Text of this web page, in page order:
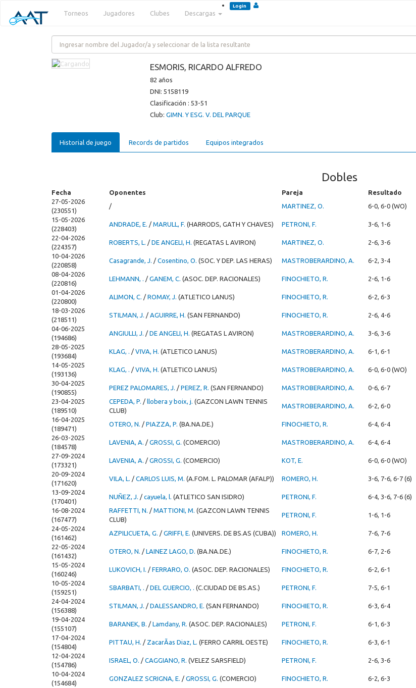
Torneos Jugadores Clubes Descargas
Login
ESMORIS, RICARDO ALFREDO
82 años
DNI: 5158119
Clasificación : 53-51
Club: GIMN. Y ESG. V. DEL PARQUE
Historial de juego Records de partidos Equipos integrados
Dobles
Fecha Oponentes Pareja Resultado
27-05-2026
(230551)
/ MARTINEZ, O. 6-0, 6-0 (WO)
15-05-2026
(228403)
ANDRADE, E. / MARULL, F. (HARRODS, GATH Y CHAVES) PETRONI, F. 3-6, 1-6
22-04-2026
(224357)
ROBERTS, L. / DE ANGELI, H. (REGATAS L AVIRON) MARTINEZ, O. 2-6, 3-6
10-04-2026
(220858)
Casagrande, J. / Cosentino, O. (SOC. Y DEP. LAS HERAS) MASTROBERARDINO, A. 6-2, 3-4
08-04-2026
(220816)
LEHMANN, . / GANEM, C. (ASOC. DEP. RACIONALES) FINOCHIETO, R. 2-6, 1-6
01-04-2026
(220800)
ALIMON, C. / ROMAY, J. (ATLETICO LANUS) FINOCHIETO, R. 6-2, 6-3
18-03-2026
(218511)
STILMAN, J. / AGUIRRE, H. (SAN FERNANDO) FINOCHIETO, R. 2-6, 4-6
04-06-2025
(194686)
ANGIULLI, J. / DE ANGELI, H. (REGATAS L AVIRON) MASTROBERARDINO, A. 3-6, 3-6
28-05-2025
(193684)
KLAG, . / VIVA, H. (ATLETICO LANUS) MASTROBERARDINO, A. 6-1, 6-1
14-05-2025
(193136)
KLAG, . / VIVA, H. (ATLETICO LANUS) MASTROBERARDINO, A. 6-0, 6-0 (WO)
30-04-2025
(190855)
PEREZ PALOMARES, J. / PEREZ, R. (SAN FERNANDO) MASTROBERARDINO, A. 0-6, 6-7
23-04-2025
(189510)
CEPEDA, P. / llobera y boix, j. (GAZCON LAWN TENNIS
CLUB)
MASTROBERARDINO, A. 6-2, 6-0
16-04-2025
(189471)
OTERO, N. / PIAZZA, P. (BA.NA.DE.) FINOCHIETO, R. 6-4, 6-4
26-03-2025
(184578)
LAVENIA, A. / GROSSI, G. (COMERCIO) MASTROBERARDINO, A. 6-4, 6-4
27-09-2024
(173321)
LAVENIA, A. / GROSSI, G. (COMERCIO) KOT, E. 6-0, 6-0 (WO)
20-09-2024
(171620)
VILA, L. / CARLOS LUIS, M. (A.FOM. L. PALOMAR (AFALP)) ROMERO, H. 3-6, 7-6, 6-7 (6)
13-09-2024
(170401)
NUÑEZ, J. / cayuela, l. (ATLETICO SAN ISIDRO) PETRONI, F. 6-4, 3-6, 7-6 (6)
16-08-2024
(167477)
RAFFETTI, N. / MATTIONI, M. (GAZCON LAWN TENNIS
CLUB)
PETRONI, F. 1-6, 1-6
24-05-2024
(161462)
AZPILICUETA, G. / GRIFFI, E. (UNIVERS. DE BS.AS (CUBA)) ROMERO, H. 7-6, 7-6
22-05-2024
(161432)
OTERO, N. / LAINEZ LAGO, D. (BA.NA.DE.) FINOCHIETO, R. 6-7, 2-6
15-05-2024
(160246)
LUKOVICH, I. / FERRARO, O. (ASOC. DEP. RACIONALES) FINOCHIETO, R. 6-2, 6-1
10-05-2024
(159251)
SBARBATI, . / DEL GUERCIO, . (C.CIUDAD DE BS.AS.) PETRONI, F. 7-5, 6-1
24-04-2024
(156388)
STILMAN, J. / DALESSANDRO, E. (SAN FERNANDO) FINOCHIETO, R. 6-3, 6-4
19-04-2024
(155107)
BARANEK, B. / Lamdany, R. (ASOC. DEP. RACIONALES) PETRONI, F. 6-1, 6-3
17-04-2024
(154804)
PITTAU, H. / ZacarÃ­as Diaz, L. (FERRO CARRIL OESTE) FINOCHIETO, R. 6-3, 6-1
12-04-2024
(154786)
ISRAEL, O. / CAGGIANO, R. (VELEZ SARSFIELD) PETRONI, F. 2-6, 3-6
10-04-2024
(154684)
GONZALEZ SCRIGNA, E. / GROSSI, G. (COMERCIO) FINOCHIETO, R. 6-2, 6-3